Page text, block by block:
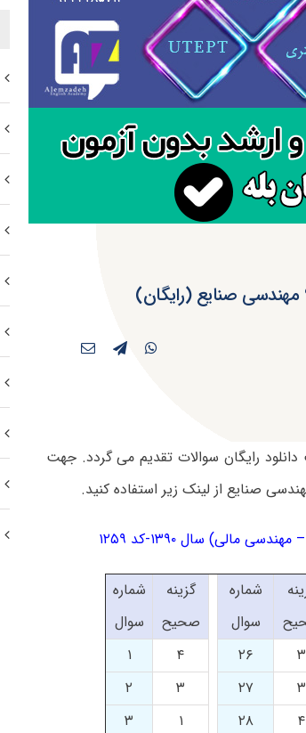
مهندسی صنایع جهت دانلود رایگان سوالات تقدیم می گردد. جهت
سال ۱۳۹۰-کد ۱۲۵۹
شماره
سوال
گزینه
صحیح
شماره
سوال
۳ ۲۶ ۴
۱
۳ ۲۷ ۳
۲
۴ ۲۸ ۱
۳